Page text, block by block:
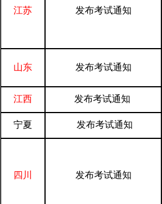
江苏 发布考试通知
山东 发布考试通知
江西
发布考试通知
宁夏
发布考试通知
四川 发布考试通知